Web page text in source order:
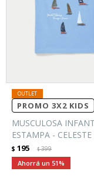
PROMO 3X2 KIDS
MUSCULOSA
ESTAMPA - CELESTE
$ 195 $399
51